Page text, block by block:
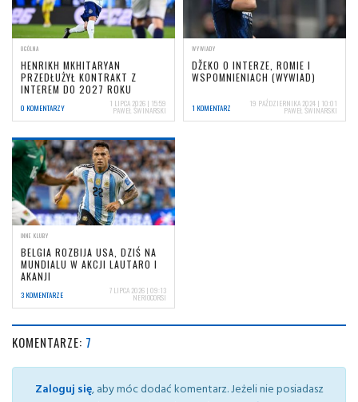
OGÓLNA
HENRIKH MKHITARYAN
PRZEDŁUŻYŁ KONTRAKT Z
INTEREM DO 2027 ROKU
0 KOMENTARZY 1 LIPCA 2026 | 15:59
PAWEŁ ŚWINARSKI
WYWIADY
DŽEKO O INTERZE, ROMIE I
WSPOMNIENIACH (WYWIAD)
1 KOMENTARZ 19 PAŹDZIERNIKA 2024 | 10:01
PAWEŁ ŚWINARSKI
INNE KLUBY
BELGIA ROZBIJA USA, DZIŚ NA
MUNDIALU W AKCJI LAUTARO I
AKANJI
3 KOMENTARZE 7 LIPCA 2026 | 09:13
NERIOCORSI
KOMENTARZE: 7
Zaloguj się, aby móc dodać komentarz. Jeżeli nie posiadasz